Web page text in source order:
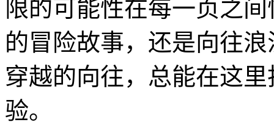
限的可能性在每一页之
的冒险故事，还是向往
穿越的向往，总能在这
验。